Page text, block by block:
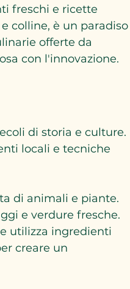
freschi e ricette
colline, è un paradiso
offerte da
con l'innovazione.
di storia e culture.
locali e tecniche
di animali e piante.
e verdure fresche.
utilizza ingredienti
creare un